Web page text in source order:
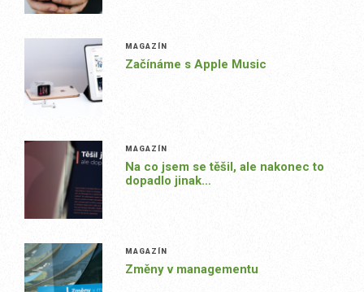
MAGAZÍN
Začínáme s Apple Music
MAGAZÍN
Na co jsem se těšil, ale nakonec to
dopadlo jinak…
MAGAZÍN
Změny v managementu